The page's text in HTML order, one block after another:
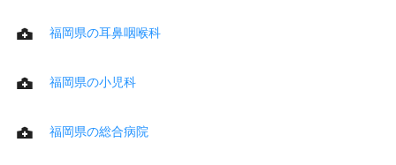
福岡県の耳鼻咽喉科
福岡県の小児科
福岡県の総合病院